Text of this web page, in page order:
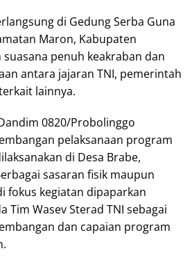
di Gedung Serba Guna
Maron, Kabupaten
penuh keakraban dan
antara jajaran TNI, pemerintah
lainnya.
0820/Probolinggo
pelaksanaan program
di Desa Brabe,
sasaran fisik maupun
fokus kegiatan dipaparkan
Tim Wasev Sterad TNI sebagai
dan capaian program